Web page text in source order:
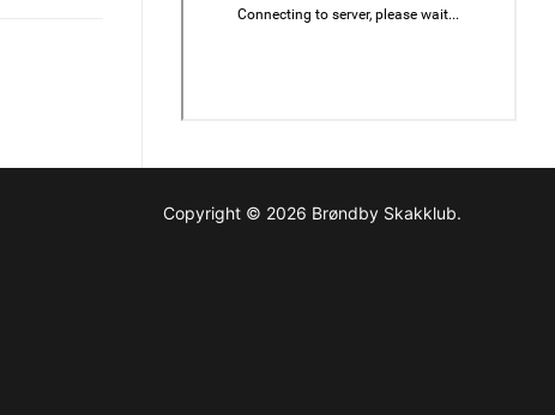
Copyright © 2026 Brøndby Skakklub.